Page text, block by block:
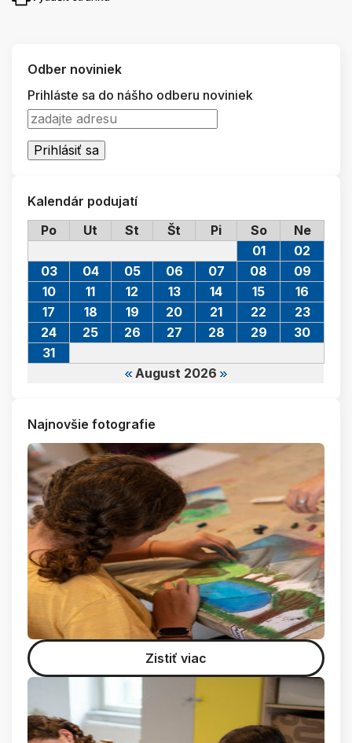
Odber noviniek
Prihláste sa do nášho odberu noviniek
Kalendár podujatí
Po
Ut St Št Pi So Ne
August 2026
01
02
03
04 05 06 07 08
09
10
11 12 13 14 15
16
17
18 19 20 21 22
23
24
25 26 27 28 29
30
31
Najnovšie fotografie
Zistiť viac